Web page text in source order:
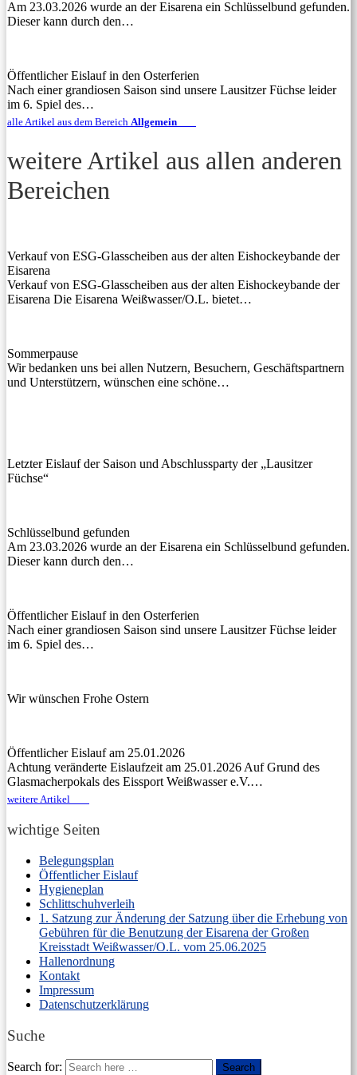
Am 23.03.2026 wurde an der Eisarena ein Schlüsselbund gefunden.
Dieser kann durch den…
Öffentlicher Eislauf in den Osterferien
Nach einer grandiosen Saison sind unsere Lausitzer Füchse leider
im 6. Spiel des…
alle Artikel aus dem Bereich Allgemein
weitere Artikel aus allen anderen
Bereichen
Verkauf von ESG-Glasscheiben aus der alten Eishockeybande der
Eisarena
Verkauf von ESG-Glasscheiben aus der alten Eishockeybande der
Eisarena Die Eisarena Weißwasser/O.L. bietet…
Sommerpause
Wir bedanken uns bei allen Nutzern, Besuchern, Geschäftspartnern
und Unterstützern, wünschen eine schöne…
Letzter Eislauf der Saison und Abschlussparty der „Lausitzer
Füchse“
Schlüsselbund gefunden
Am 23.03.2026 wurde an der Eisarena ein Schlüsselbund gefunden.
Dieser kann durch den…
Öffentlicher Eislauf in den Osterferien
Nach einer grandiosen Saison sind unsere Lausitzer Füchse leider
im 6. Spiel des…
Wir wünschen Frohe Ostern
Öffentlicher Eislauf am 25.01.2026
Achtung veränderte Eislaufzeit am 25.01.2026 Auf Grund des
Glasmacherpokals des Eissport Weißwasser e.V.…
weitere Artikel
wichtige Seiten
Belegungsplan
Öffentlicher Eislauf
Hygieneplan
Schlittschuhverleih
1. Satzung zur Änderung der Satzung über die Erhebung von
Gebühren für die Benutzung der Eisarena der Großen
Kreisstadt Weißwasser/O.L. vom 25.06.2025
Hallenordnung
Kontakt
Impressum
Datenschutzerklärung
Suche
Search for: Search